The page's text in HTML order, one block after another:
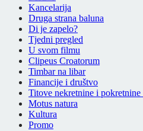
Kancelarija
Druga strana baluna
Di je zapelo?
Tjedni pregled
U svom filmu
Clipeus Croatorum
Timbar na libar
Financije i društvo
Titove nekretnine i pokretnine
Motus natura
Kultura
Promo